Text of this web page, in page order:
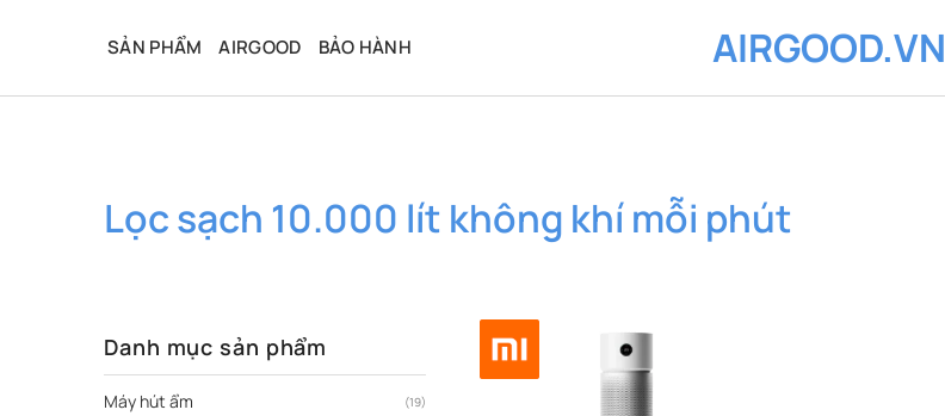
dung
AIRGOOD.VN
SẢN PHẨM AIRGOOD BẢO HÀNH
Lọc sạch 10.000 lít không khí mỗi phút
Danh mục sản phẩm
Máy hút ẩm (19)